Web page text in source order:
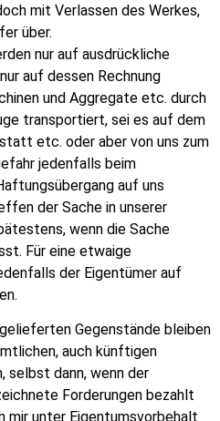
mit Verlassen des Werkes,
über.
nur auf ausdrückliche
auf dessen Rechnung
und Aggregate etc. durch
transportiert, sei es auf dem
etc. oder aber von uns zum
jedenfalls beim
auf uns
der Sache in unserer
wenn die Sache
Für eine etwaige
der Eigentümer auf
Gegenstände bleiben
auch künftigen
selbst dann, wenn der
Forderungen bezahlt
mir unter Eigentumsvorbehalt